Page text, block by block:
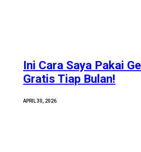
Ini Cara Saya Pakai
Gratis Tiap Bulan!
APRIL 30, 2026